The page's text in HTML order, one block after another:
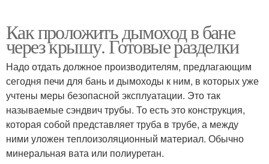
Как проложить дымоход в бане
через крышу. Готовые разделки
Надо отдать должное производителям, предлагающим
сегодня печи для бань и дымоходы к ним, в которых уже
учтены меры безопасной эксплуатации. Это так
называемые сэндвич трубы. То есть это конструкция,
которая собой представляет труба в трубе, а между
ними уложен теплоизоляционный материал. Обычно
минеральная вата или полиуретан.